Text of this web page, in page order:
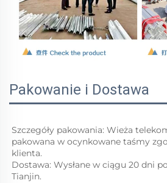
Pakowanie i Dostawa
Szczegóły pakowania: Wieża
pakowana w ocynkowane taśmy
klienta.
Dostawa: Wysłane w ciągu 20 dni
Tianjin.